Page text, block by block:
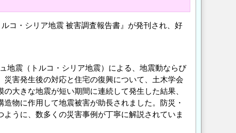
コ・シリア地震 被害調査報告書』が発刊され、好
地震（トルコ・シリア地震）による、地震動ならび
害発生後の対応と住宅の復興について、土木学会
大きな地震が短い期間に連続して発生した結果、
物に作用して地震被害が助長されました。防災・
うに、数多くの災害事例が丁寧に解説されていま